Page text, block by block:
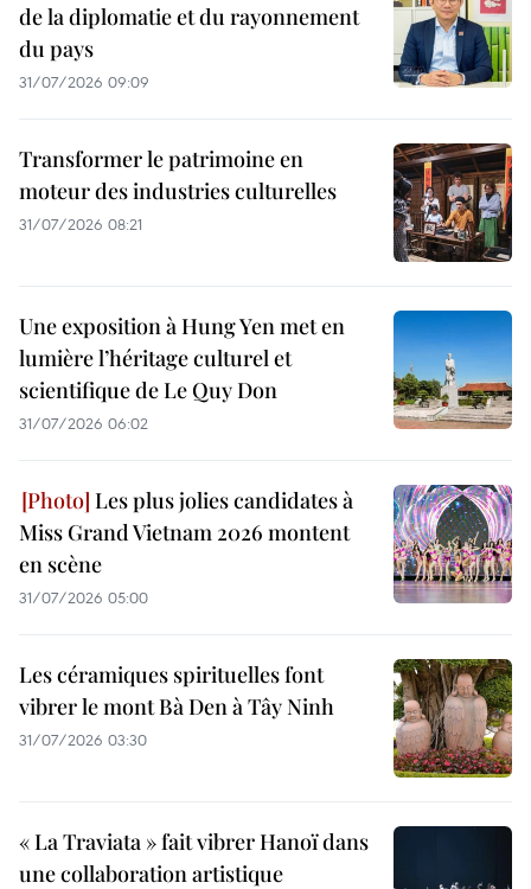
de la diplomatie et du rayonnement
du pays
31/07/2026 09:09
Transformer le patrimoine en
moteur des industries culturelles
31/07/2026 08:21
Une exposition à Hung Yen met en
lumière l’héritage culturel et
scientifique de Le Quy Don
31/07/2026 06:02
Les plus jolies candidates à
Miss Grand Vietnam 2026 montent
en scène
31/07/2026 05:00
Les céramiques spirituelles font
vibrer le mont Bà Den à Tây Ninh
31/07/2026 03:30
« La Traviata » fait vibrer Hanoï dans
une collaboration artistique